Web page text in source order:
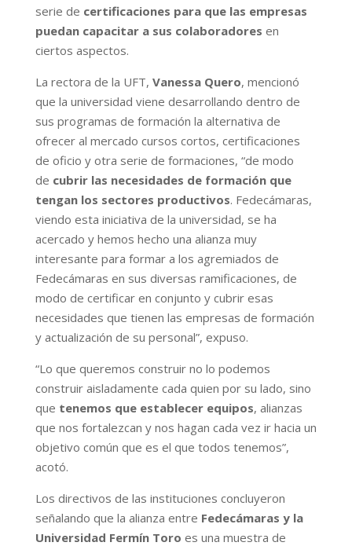
serie de certificaciones para que las empresas
puedan capacitar a sus colaboradores en
ciertos aspectos.
La rectora de la UFT, Vanessa Quero, mencionó
que la universidad viene desarrollando dentro de
sus programas de formación la alternativa de
ofrecer al mercado cursos cortos, certificaciones
de oficio y otra serie de formaciones, “de modo
de cubrir las necesidades de formación que
tengan los sectores productivos. Fedecámaras,
viendo esta iniciativa de la universidad, se ha
acercado y hemos hecho una alianza muy
interesante para formar a los agremiados de
Fedecámaras en sus diversas ramificaciones, de
modo de certificar en conjunto y cubrir esas
necesidades que tienen las empresas de formación
y actualización de su personal”, expuso.
“Lo que queremos construir no lo podemos
construir aisladamente cada quien por su lado, sino
que tenemos que establecer equipos, alianzas
que nos fortalezcan y nos hagan cada vez ir hacia un
objetivo común que es el que todos tenemos”,
acotó.
Los directivos de las instituciones concluyeron
señalando que la alianza entre Fedecámaras y la
Universidad Fermín Toro es una muestra de